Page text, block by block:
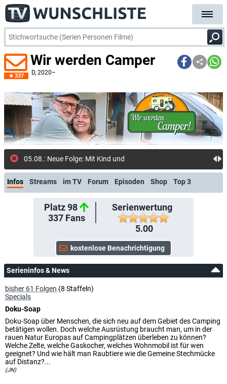
337
Wir werden Camper
D, 2020–
05.08.: Neue Folge: Mit Kind und Kegel im neuen Woh
Infos Streams im TV Forum Episoden Shop Top 3
Platz 98
337Fans
Serienwertung
5.00
Serieninfos & News
bisher 61 Folgen (8 Staffeln)
Specials
Doku-Soap
Doku-Soap über Menschen, die sich neu auf dem Gebiet des Camping
betätigen wollen. Doch welche Ausrüstung braucht man, um in der
rauen Natur Europas auf Campingplätzen überleben zu können?
Welche Zelte, welche Gaskocher, welches Wohnmobil ist für wen
geeignet? Und wie hält man Raubtiere wie die Gemeine Stechmücke
auf Distanz?...
(JN)